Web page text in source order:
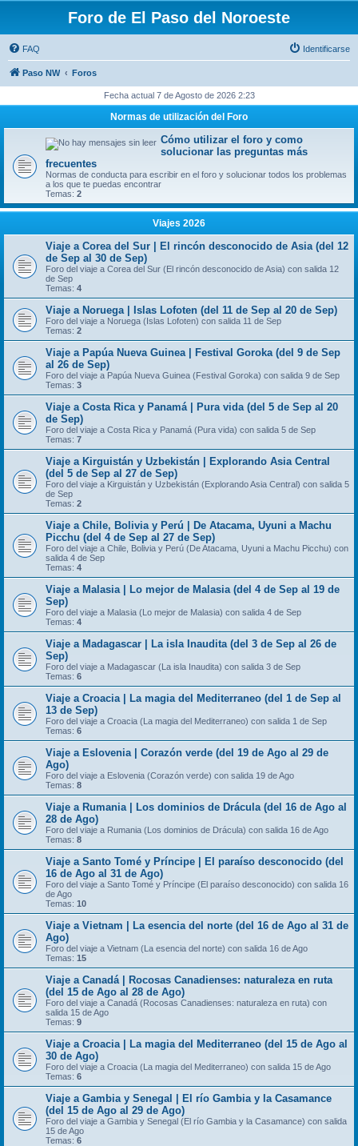
Foro de El Paso del Noroeste
FAQ Identificarse
Paso NW Foros
Fecha actual 7 de Agosto de 2026 2:23
Normas de utilización del Foro
Cómo utilizar el foro y como
solucionar las preguntas más
frecuentes
Normas de conducta para escribir en el foro y solucionar todos los problemas
a los que te puedas encontrar
Temas: 2
Viajes 2026
Viaje a Corea del Sur | El rincón desconocido de Asia (del 12
de Sep al 30 de Sep)
Foro del viaje a Corea del Sur (El rincón desconocido de Asia) con salida 12
de Sep
Temas: 4
Viaje a Noruega | Islas Lofoten (del 11 de Sep al 20 de Sep)
Foro del viaje a Noruega (Islas Lofoten) con salida 11 de Sep
Temas: 2
Viaje a Papúa Nueva Guinea | Festival Goroka (del 9 de Sep
al 26 de Sep)
Foro del viaje a Papúa Nueva Guinea (Festival Goroka) con salida 9 de Sep
Temas: 3
Viaje a Costa Rica y Panamá | Pura vida (del 5 de Sep al 20
de Sep)
Foro del viaje a Costa Rica y Panamá (Pura vida) con salida 5 de Sep
Temas: 7
Viaje a Kirguistán y Uzbekistán | Explorando Asia Central
(del 5 de Sep al 27 de Sep)
Foro del viaje a Kirguistán y Uzbekistán (Explorando Asia Central) con salida 5
de Sep
Temas: 2
Viaje a Chile, Bolivia y Perú | De Atacama, Uyuni a Machu
Picchu (del 4 de Sep al 27 de Sep)
Foro del viaje a Chile, Bolivia y Perú (De Atacama, Uyuni a Machu Picchu) con
salida 4 de Sep
Temas: 4
Viaje a Malasia | Lo mejor de Malasia (del 4 de Sep al 19 de
Sep)
Foro del viaje a Malasia (Lo mejor de Malasia) con salida 4 de Sep
Temas: 4
Viaje a Madagascar | La isla Inaudita (del 3 de Sep al 26 de
Sep)
Foro del viaje a Madagascar (La isla Inaudita) con salida 3 de Sep
Temas: 6
Viaje a Croacia | La magia del Mediterraneo (del 1 de Sep al
13 de Sep)
Foro del viaje a Croacia (La magia del Mediterraneo) con salida 1 de Sep
Temas: 6
Viaje a Eslovenia | Corazón verde (del 19 de Ago al 29 de
Ago)
Foro del viaje a Eslovenia (Corazón verde) con salida 19 de Ago
Temas: 8
Viaje a Rumania | Los dominios de Drácula (del 16 de Ago al
28 de Ago)
Foro del viaje a Rumania (Los dominios de Drácula) con salida 16 de Ago
Temas: 8
Viaje a Santo Tomé y Príncipe | El paraíso desconocido (del
16 de Ago al 31 de Ago)
Foro del viaje a Santo Tomé y Príncipe (El paraíso desconocido) con salida 16
de Ago
Temas: 10
Viaje a Vietnam | La esencia del norte (del 16 de Ago al 31 de
Ago)
Foro del viaje a Vietnam (La esencia del norte) con salida 16 de Ago
Temas: 15
Viaje a Canadá | Rocosas Canadienses: naturaleza en ruta
(del 15 de Ago al 28 de Ago)
Foro del viaje a Canadá (Rocosas Canadienses: naturaleza en ruta) con
salida 15 de Ago
Temas: 9
Viaje a Croacia | La magia del Mediterraneo (del 15 de Ago al
30 de Ago)
Foro del viaje a Croacia (La magia del Mediterraneo) con salida 15 de Ago
Temas: 6
Viaje a Gambia y Senegal | El río Gambia y la Casamance
(del 15 de Ago al 29 de Ago)
Foro del viaje a Gambia y Senegal (El río Gambia y la Casamance) con salida
15 de Ago
Temas: 6